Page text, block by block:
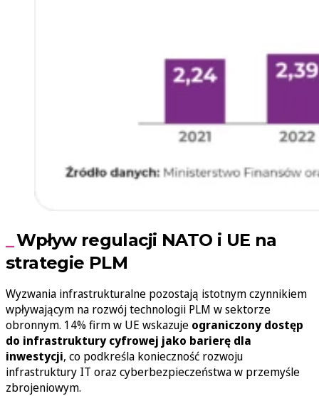
Wpływ regulacji NATO i UE na
strategie PLM
Wyzwania infrastrukturalne pozostają istotnym czynnikiem
wpływającym na rozwój technologii PLM w sektorze
obronnym. 14% firm w UE wskazuje ograniczony dostęp
do infrastruktury cyfrowej jako barierę dla
inwestycji, co podkreśla konieczność rozwoju
infrastruktury IT oraz cyberbezpieczeństwa w przemyśle
zbrojeniowym.